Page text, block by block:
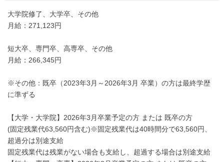
大学院修了、大学卒、その他
月給：271,123円
短大卒、専門卒、高専卒、その他
月給：266,345円
※その他：既卒（2023年3月～2026年3月 卒業）の方は最終学歴
に準ずる
【大学・大学院】2026年3月卒業予定の方 または 既卒の方
(固定残業代63,560円含む)※固定残業代は40時間分で63,560円、
超過分は別途支給
固定残業代は残業がない場合も支給し、超過する場合は別途支給